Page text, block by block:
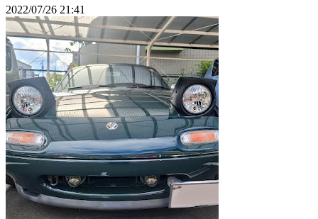
2022/07/26 21:41